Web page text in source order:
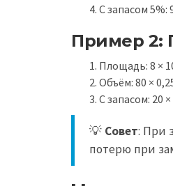
С запасом 5%:
Пример 2:
Площадь: 8 ×
Объём: 80 ×
С запасом: 20 ×
💡 Совет: При
потерю при